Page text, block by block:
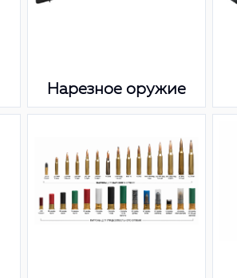
Нарезное оружие